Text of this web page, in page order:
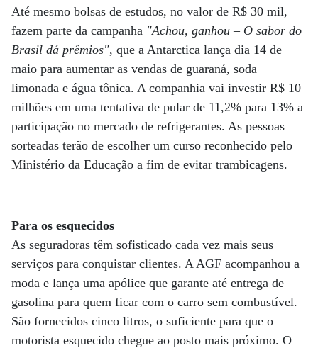
Até mesmo bolsas de estudos, no valor de R$ 30 mil,
fazem parte da campanha "Achou, ganhou – O sabor do
Brasil dá prêmios", que a Antarctica lança dia 14 de
maio para aumentar as vendas de guaraná, soda
limonada e água tônica. A companhia vai investir R$ 10
milhões em uma tentativa de pular de 11,2% para 13% a
participação no mercado de refrigerantes. As pessoas
sorteadas terão de escolher um curso reconhecido pelo
Ministério da Educação a fim de evitar trambicagens.
Para os esquecidos
As seguradoras têm sofisticado cada vez mais seus
serviços para conquistar clientes. A AGF acompanhou a
moda e lança uma apólice que garante até entrega de
gasolina para quem ficar com o carro sem combustível.
São fornecidos cinco litros, o suficiente para que o
motorista esquecido chegue ao posto mais próximo. O